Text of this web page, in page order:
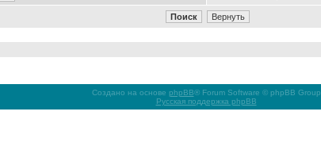
Создано на основе phpBB® Forum Software © phpBB Group
Русская поддержка phpBB